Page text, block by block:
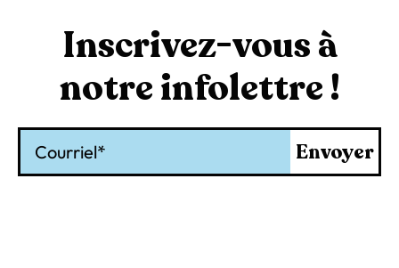
Inscrivez-vous à
notre infolettre !
Envoyer